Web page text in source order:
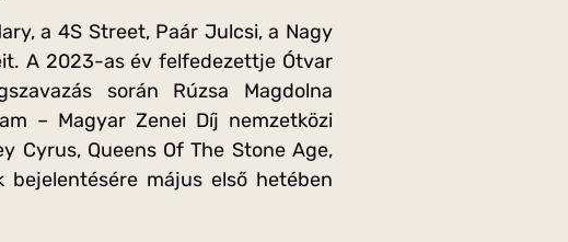
a 4S Street, Paár Julcsi, a Nagy
A 2023-as év felfedezettje Ótvar
során Rúzsa Magdolna
– Magyar Zenei Díj nemzetközi
Cyrus, Queens Of The Stone Age,
bejelentésére május első hetében